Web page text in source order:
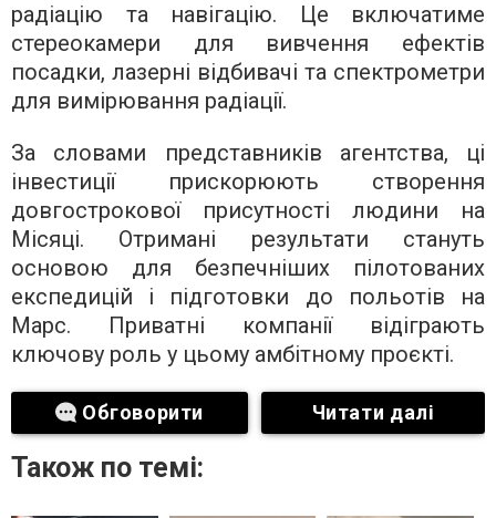
радіацію та навігацію. Це включатиме
стереокамери для вивчення ефектів
посадки, лазерні відбивачі та спектрометри
для вимірювання радіації.
За словами представників агентства, ці
інвестиції прискорюють створення
довгострокової присутності людини на
Місяці. Отримані результати стануть
основою для безпечніших пілотованих
експедицій і підготовки до польотів на
Марс. Приватні компанії відіграють
ключову роль у цьому амбітному проєкті.
Обговорити Читати далі
Також по темі: